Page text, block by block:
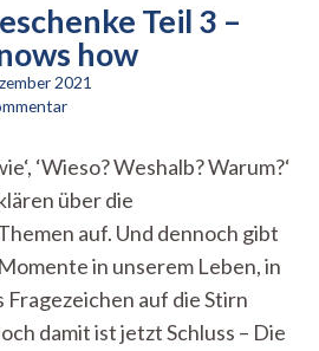
Teil 3 –
how
2021
zu
3
–
Kupferblau
knows
how
‘Wieso? Weshalb? Warum?‘
über die
auf. Und dennoch gibt
in unserem Leben, in
Fragezeichen auf die Stirn
damit ist jetzt Schluss – Die